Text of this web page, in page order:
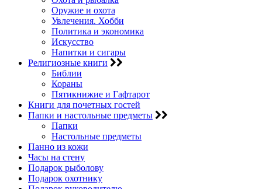
Оружие и охота
Увлечения. Хобби
Политика и экономика
Искусство
Напитки и сигары
Религиозные книги
Библии
Кораны
Пятикнижие и Гафтарот
Книги для почетных гостей
Папки и настольные предметы
Папки
Настольные предметы
Панно из кожи
Часы на стену
Подарок рыболову
Подарок охотнику